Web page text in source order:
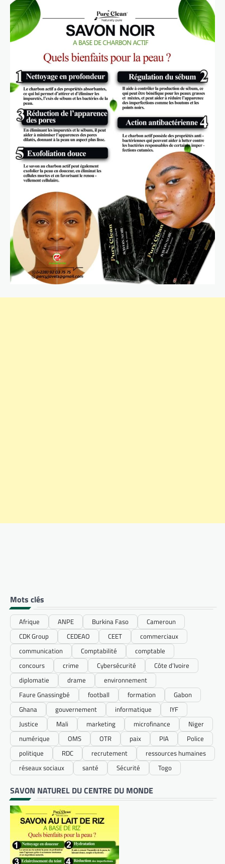
Mots clés
Afrique ANPE Burkina Faso
Cameroun
CDK Group
CEDEAO CEET
commerciaux
communication
Comptabilité
comptable
concours
crime Cybersécurité
Côte d’Ivoire
diplomatie
drame
environnement
Faure Gnassingbé
football formation
Gabon
Ghana
gouvernement informatique
IYF
Justice
Mali marketing microfinance
Niger
numérique
OMS OTR paix PIA
Police
politique
RDC recrutement
ressources humaines
réseaux sociaux
santé Sécurité Togo
SAVON NATUREL DU CENTRE DU MONDE